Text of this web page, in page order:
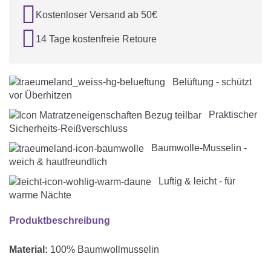
 Kostenloser Versand ab 50€
 14 Tage kostenfreie Retoure
Belüftung - schützt
vor Überhitzen
Praktischer
Sicherheits-Reißverschluss
Baumwolle-Musselin -
weich & hautfreundlich
Luftig & leicht - für
warme Nächte
Produktbeschreibung
Material: 100% Baumwollmusselin